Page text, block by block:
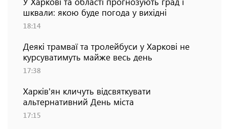
шквали: якою буде погода у вихідні
18:14
Деякі трамваї та тролейбуси у Харкові не
курсуватимуть майже весь день
17:38
Харків'ян кличуть відсвяткувати
альтернативний День міста
17:15